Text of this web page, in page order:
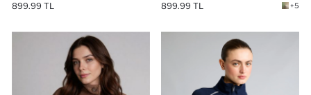
899.99 TL 899.99 TL +5